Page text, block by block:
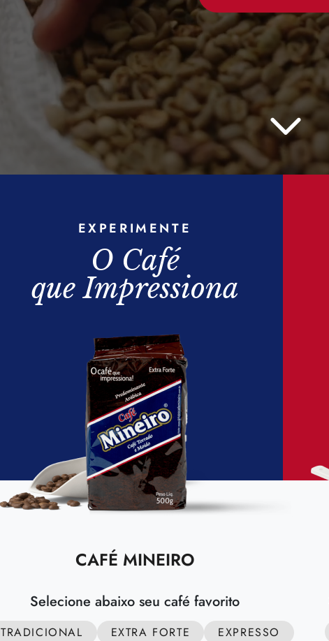
EXPERIMENTE
O Café
que Impressiona
CAFÉ MINEIRO
Selecione abaixo seu café favorito
TRADICIONAL EXTRA FORTE EXPRESSO